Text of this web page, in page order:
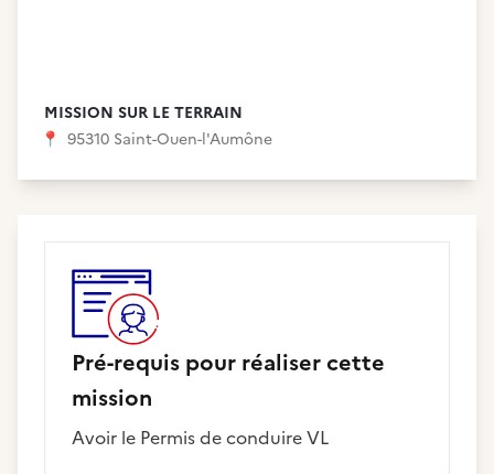
MISSION SUR LE TERRAIN
📍 95310 Saint-Ouen-l'Aumône
Pré-requis pour réaliser cette
mission
Avoir le Permis de conduire VL